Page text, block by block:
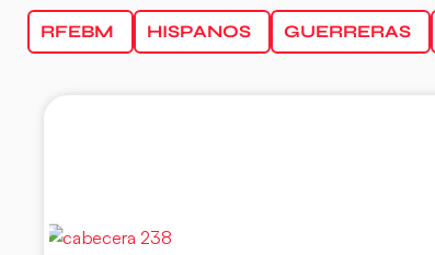
RFEBM HISPANOS GUERRERAS